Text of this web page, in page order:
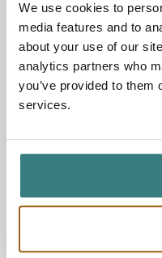
We use cookies to
media features and to
about your use of our
analytics partners who
you’ve provided to them
services.